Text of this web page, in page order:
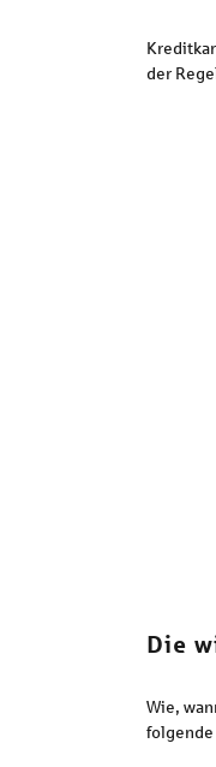
der
Die
Wie,
folgende